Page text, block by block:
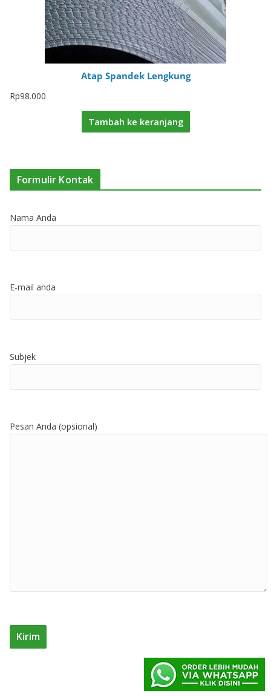
Atap Spandek Lengkung
Rp98.000
Tambah ke keranjang
Formulir Kontak
Nama Anda
E-mail anda
Subjek
Pesan Anda (opsional)